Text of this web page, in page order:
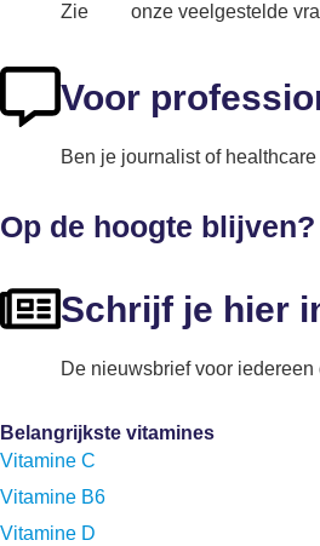
Zie onze veelgestelde
Voor
Ben je journalist of
Op de hoogte blijven?
Schrijf je hier
De nieuwsbrief voor
Belangrijkste vitamines
Vitamine C
Vitamine B6
Vitamine D